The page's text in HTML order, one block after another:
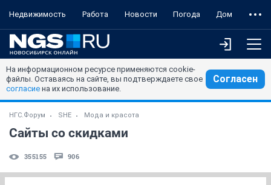
Недвижимость Работа Новости Погода Дом
На информационном ресурсе применяются cookie-
файлы. Оставаясь на сайте, вы подтверждаете свое
согласие на их использование.
Согласен
НГС.Форум SHE Мода и красота
Сайты со скидками
355155 906